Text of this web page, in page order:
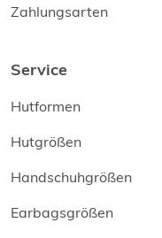
Zahlungsarten
Service
Hutformen
Hutgrößen
Handschuhgrößen
Earbagsgrößen